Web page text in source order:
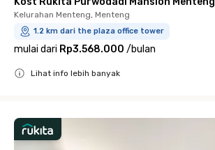
Kelurahan Menteng, Menteng
1.2 km dari the plaza office tower
mulai dari Rp3.568.000 /bulan
Lihat info lebih banyak